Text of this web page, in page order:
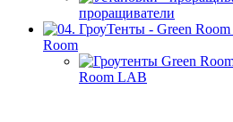
проращиватели
Room
Room LAB